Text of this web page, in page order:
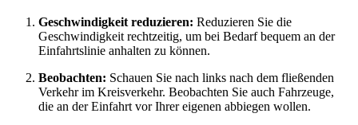
Geschwindigkeit reduzieren: Reduzieren Sie die
Geschwindigkeit rechtzeitig, um bei Bedarf bequem an der
Einfahrtslinie anhalten zu können.
Beobachten: Schauen Sie nach links nach dem fließenden
Verkehr im Kreisverkehr. Beobachten Sie auch Fahrzeuge,
die an der Einfahrt vor Ihrer eigenen abbiegen wollen.